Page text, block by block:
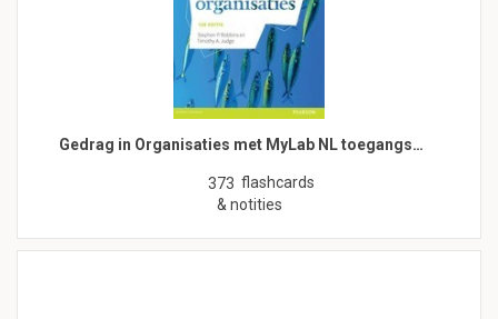
Gedrag in Organisaties met MyLab NL toegangs…
373 flashcards
& notities